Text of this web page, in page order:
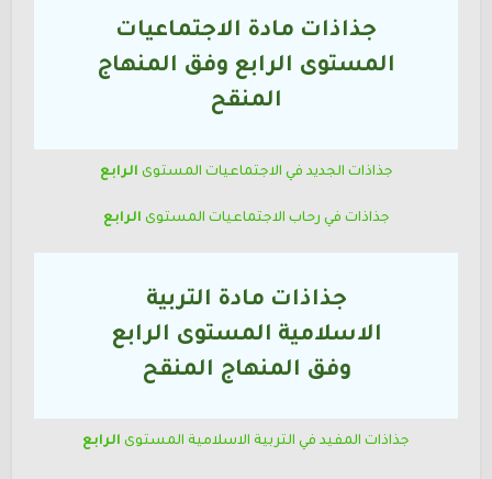
جذاذات مادة الاجتماعيات
المستوى الرابع وفق المنهاج
المنقح
جذاذات الجديد في الاجتماعيات المستوى الرابع
جذاذات في رحاب الاجتماعيات المستوى الرابع
جذاذات مادة التربية
الاسلامية المستوى الرابع
وفق المنهاج المنقح
جذاذات المفيد في التربية الاسلامية المستوى الرابع